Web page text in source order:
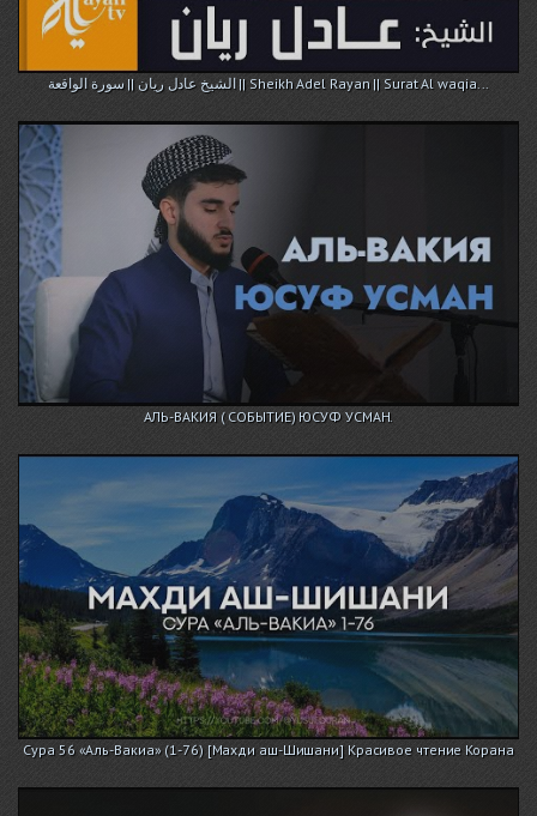
الشيخ عادل ريان || سورة الواقعة || Sheikh Adel Rayan || Surat Al waqia...
АЛЬ-ВАКИЯ ( СОБЫТИЕ) ЮСУФ УСМАН.
Сура 56 «Аль-Вакиа» (1-76) [Махди аш-Шишани] Красивое чтение Корана